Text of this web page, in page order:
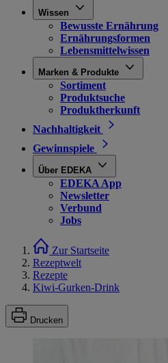
Wissen
Bewusste Ernährung
Ernährungsformen
Lebensmittelwissen
Marken & Produkte
Sortiment
Produktsuche
Produktherkunft
Nachhaltigkeit
Gewinnspiele
Über EDEKA
EDEKA App
Newsletter
Verbund
Jobs
Zur Startseite
Rezeptwelt
Rezepte
Kiwi-Gurken-Drink
Drucken